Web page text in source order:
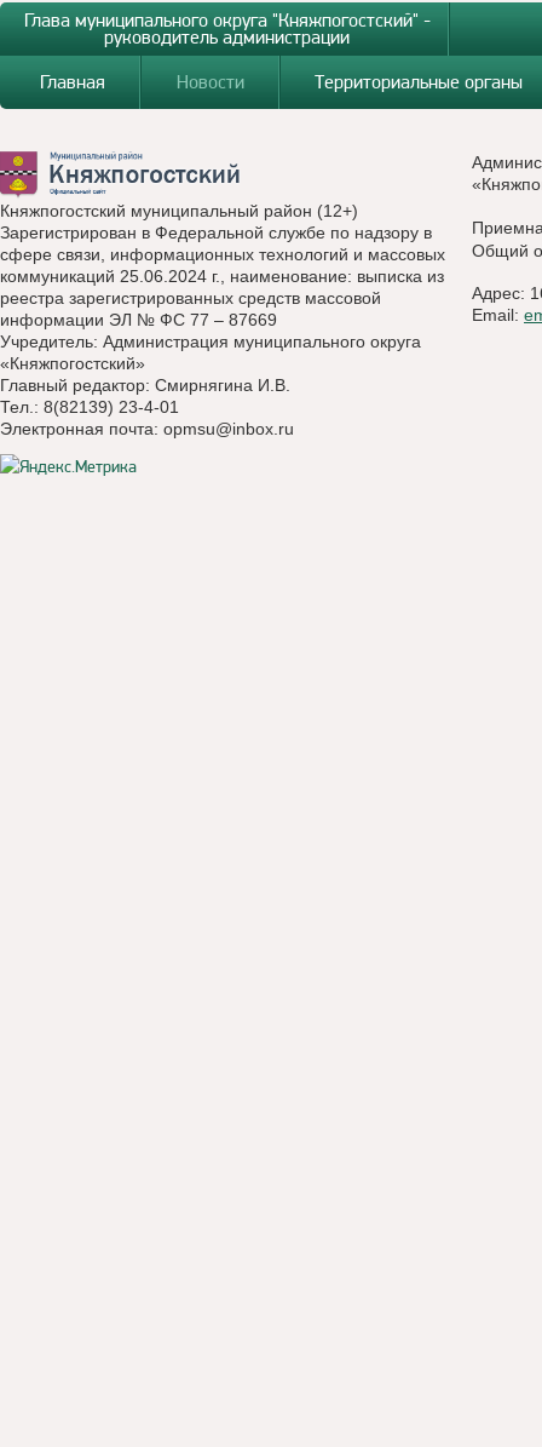
Глава муниципального округа "Княжпогостский" -
руководитель администрации
Главная
Новости Территориальные органы
Княжпогостский муниципальный район (12+)
Зарегистрирован в Федеральной службе по надзору в
сфере связи, информационных технологий и массовых
коммуникаций 25.06.2024 г., наименование: выписка из
реестра зарегистрированных средств массовой
информации ЭЛ № ФС 77 – 87669
Учредитель: Администрация муниципального округа
«Княжпогостский»
Главный редактор: Смирнягина И.В.
Тел.: 8(82139) 23-4-01
Электронная почта: opmsu@inbox.ru
Общий
Адрес:
Email: